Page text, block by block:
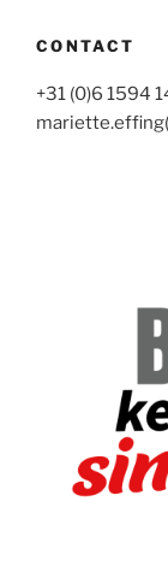
CONTACT
+31 (0)6 1594